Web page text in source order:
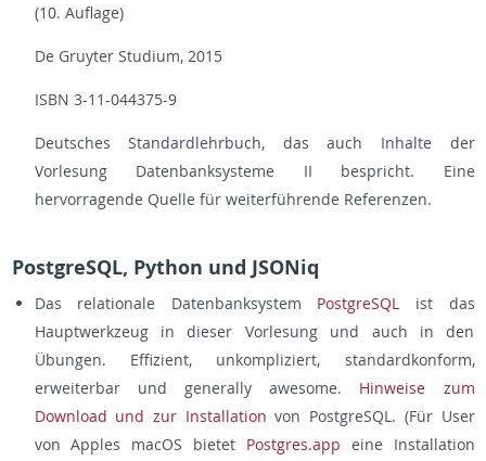
(10. Auflage)
De Gruyter Studium, 2015
ISBN 3-11-044375-9
Deutsches Standardlehrbuch, das auch Inhalte der
Vorlesung Datenbanksysteme II bespricht. Eine
hervorragende Quelle für weiterführende Referenzen.
PostgreSQL, Python und JSONiq
Das relationale Datenbanksystem PostgreSQL ist das
Hauptwerkzeug in dieser Vorlesung und auch in den
Übungen. Effizient, unkompliziert, standardkonform,
erweiterbar und generally awesome. Hinweise zum
Download und zur Installation von PostgreSQL. (Für User
von Apples macOS bietet Postgres.app eine Installation